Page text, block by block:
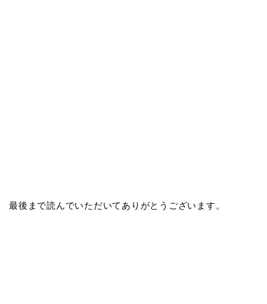
最後まで読んでいただいてありがとうございます。